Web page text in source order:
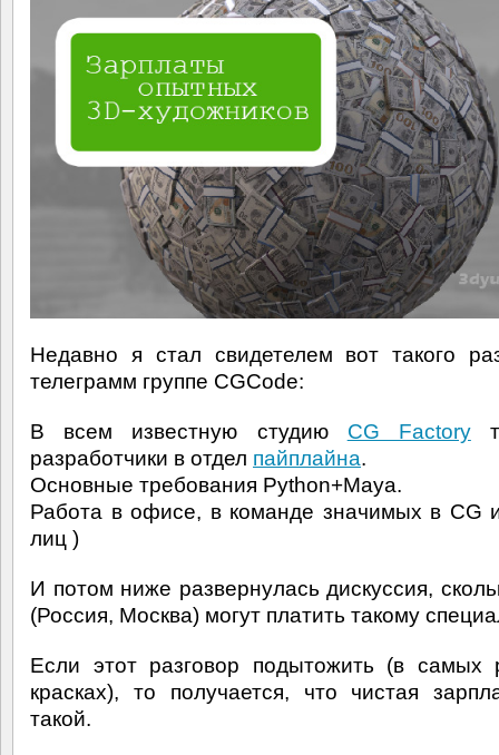
Недавно я стал свидетелем вот такого
телеграмм группе CGCode:
В всем известную студию CG Factory
разработчики в отдел пайплайна.
Основные требования Python+Maya.
Работа в офисе, в команде значимых в CG
лиц )
И потом ниже развернулась дискуссия,
(Россия, Москва) могут платить такому
Если этот разговор подытожить (в самых
красках), то получается, что чистая
такой.